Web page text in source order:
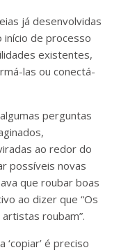
já desenvolvidas
início de processo
existentes,
las ou conectá-
perguntas
ao redor do
possíveis novas
que roubar boas
ao dizer que “Os
roubam”.
é preciso